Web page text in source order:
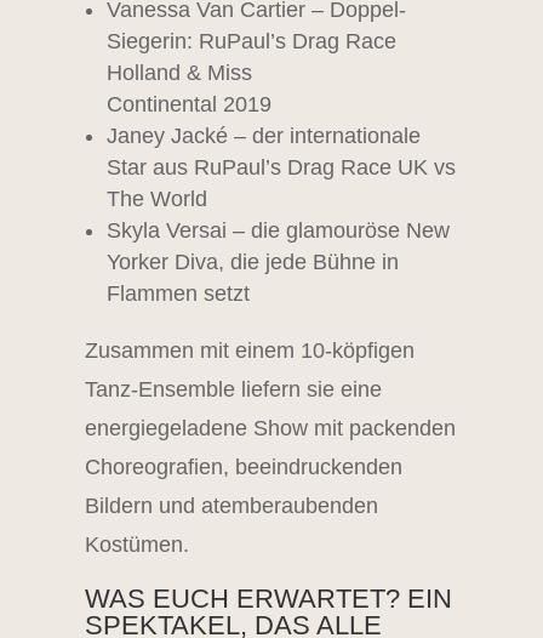
Vanessa Van Cartier – Doppel-
Siegerin: RuPaul’s Drag Race
Holland & Miss
Continental 2019
Janey Jacké – der internationale
Star aus RuPaul’s Drag Race UK vs
The World
Skyla Versai – die glamouröse New
Yorker Diva, die jede Bühne in
Flammen setzt
Zusammen mit einem 10-köpfigen
Tanz-Ensemble liefern sie eine
energiegeladene Show mit packenden
Choreografien, beeindruckenden
Bildern und atemberaubenden
Kostümen.
WAS EUCH ERWARTET? EIN
SPEKTAKEL, DAS ALLE